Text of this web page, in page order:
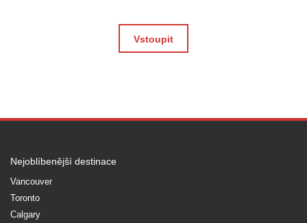
Vstoupit
Nejoblíbenější destinace
Vancouver
Toronto
Calgary